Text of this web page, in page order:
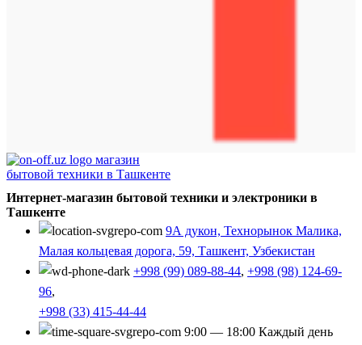
Интернет-магазин бытовой техники и электроники в
Ташкенте
9А дукон, Технорынок Малика,
Малая кольцевая дорога, 59, Ташкент, Узбекистан
+998 (99) 089-88-44, +998 (98) 124-69-
96,
+998 (33) 415-44-44
9:00 — 18:00 Каждый день